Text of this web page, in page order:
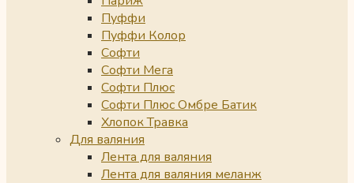
Пуффи
Пуффи Колор
Софти
Софти Мега
Софти Плюс
Софти Плюс Омбре Батик
Хлопок Травка
Для валяния
Лента для валяния
Лента для валяния меланж